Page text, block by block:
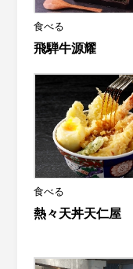
食べる
飛騨牛源耀
食べる
熱々天丼天仁屋